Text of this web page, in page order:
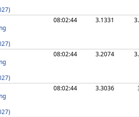
08:02:44 3.1331
08:02:44 3.2074
08:02:44 3.3036